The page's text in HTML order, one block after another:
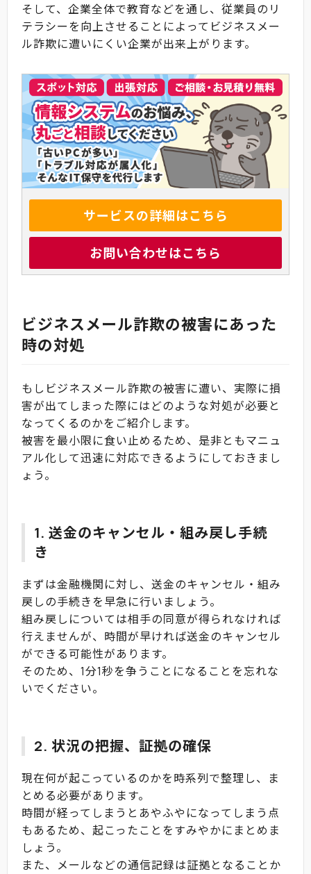
そして、企業全体で教育などを通し、従業員のリ
テラシーを向上させることによってビジネスメー
ル詐欺に遭いにくい企業が出来上がります。
サービスの詳細はこちら
お問い合わせはこちら
ビジネスメール詐欺の被害にあった
時の対処
もしビジネスメール詐欺の被害に遭い、実際に損
害が出てしまった際にはどのような対処が必要と
なってくるのかをご紹介します。
被害を最小限に食い止めるため、是非ともマニュ
アル化して迅速に対応できるようにしておきまし
ょう。
1. 送金のキャンセル・組み戻し手続
き
まずは金融機関に対し、送金のキャンセル・組み
戻しの手続きを早急に行いましょう。
組み戻しについては相手の同意が得られなければ
行えませんが、時間が早ければ送金のキャンセル
ができる可能性があります。
そのため、1分1秒を争うことになることを忘れな
いでください。
2. 状況の把握、証拠の確保
現在何が起こっているのかを時系列で整理し、ま
とめる必要があります。
時間が経ってしまうとあやふやになってしまう点
もあるため、起こったことをすみやかにまとめま
しょう。
また、メールなどの通信記録は証拠となることか